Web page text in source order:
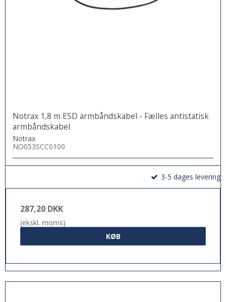
Notrax 1,8 m ESD armbåndskabel - Fælles antistatisk
armbåndskabel
Notrax
NO053SCC0100
3-5 dages levering
287,20 DKK
(ekskl. moms)
KØB